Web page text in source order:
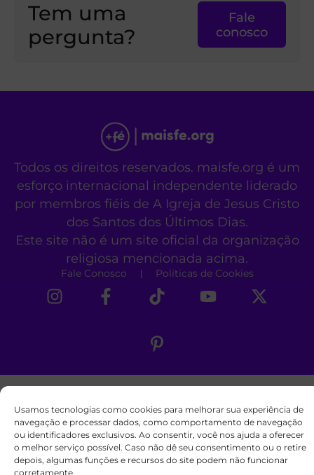
Usamos tecnologias como cookies para melhorar sua experiência de
navegação e processar dados, como comportamento de navegação
ou identificadores exclusivos. Ao consentir, você nos ajuda a oferecer
o melhor serviço possível. Caso não dê seu consentimento ou o retire
depois, algumas funções e recursos do site podem não funcionar
corretamente.
Tem uma
pergunta?
Fale
conosco
Todos os direitos reservados. maisfe.org é um
esforço internacional independente liderado
por membros fiéis de A Igreja de Jesus Cristo
dos Santos dos Últimos Dias.
Este site não é um site oficial da organização
religiosa mencionada acima.
Fale Conosco Políticas de Cookies